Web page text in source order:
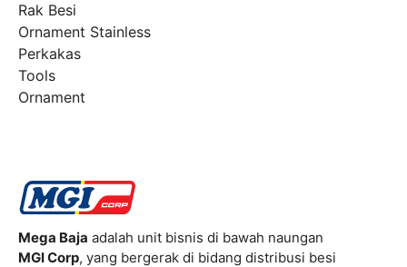
Rak Besi
Ornament Stainless
Perkakas
Tools
Ornament
Mega Baja adalah unit bisnis di bawah naungan
MGI Corp, yang bergerak di bidang distribusi besi